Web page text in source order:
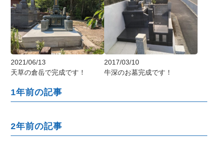
2021/06/13
天草の倉岳で完成です！
2017/03/10
牛深のお墓完成です！
1年前の記事
2年前の記事